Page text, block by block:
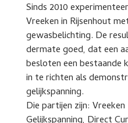
Sinds 2010
Vreeken in Rijsenhout
gewasbelichting. De
dermate goed, dat een
besloten een bestaande
in te richten als
gelijkspanning.
Die partijen zijn: